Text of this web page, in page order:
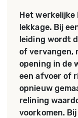
Het
lekkage. Bij
leiding wordt
of vervangen,
opening in de
een afvoer of
opnieuw
relining
voorkomen.